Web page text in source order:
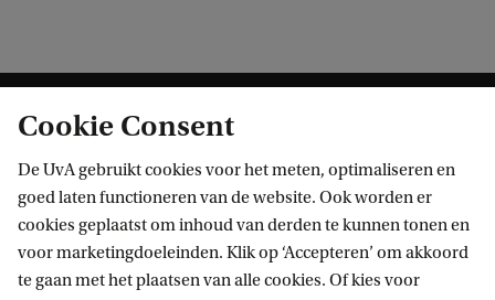
Informatie voor
Bachelorstudiekiezers
Cookie Consent
De UvA gebruikt cookies voor het meten, optimaliseren en
goed laten functioneren van de website. Ook worden er
cookies geplaatst om inhoud van derden te kunnen tonen en
voor marketingdoeleinden. Klik op ‘Accepteren’ om akkoord
te gaan met het plaatsen van alle cookies. Of kies voor